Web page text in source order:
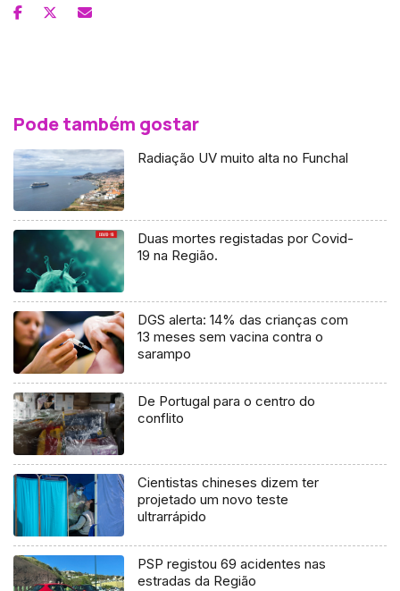
Pode também gostar
Radiação UV muito alta no Funchal
Duas mortes registadas por Covid-
19 na Região.
DGS alerta: 14% das crianças com
13 meses sem vacina contra o
sarampo
De Portugal para o centro do
conflito
Cientistas chineses dizem ter
projetado um novo teste
ultrarrápido
PSP registou 69 acidentes nas
estradas da Região